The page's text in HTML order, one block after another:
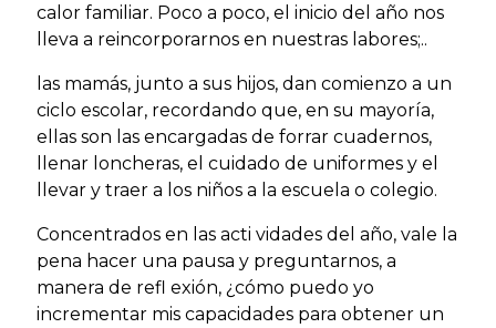
calor familiar. Poco a poco, el inicio del año nos
lleva a reincorporarnos en nuestras labores;..
las mamás, junto a sus hijos, dan comienzo a un
ciclo escolar, recordando que, en su mayoría,
ellas son las encargadas de forrar cuadernos,
llenar loncheras, el cuidado de uniformes y el
llevar y traer a los niños a la escuela o colegio.
Concentrados en las acti vidades del año, vale la
pena hacer una pausa y preguntarnos, a
manera de refl exión, ¿cómo puedo yo
incrementar mis capacidades para obtener un